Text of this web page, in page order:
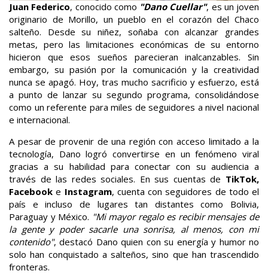
Juan Federico, conocido como "Dano Cuellar", es un joven
originario de Morillo, un pueblo en el corazón del Chaco
salteño. Desde su niñez, soñaba con alcanzar grandes
metas, pero las limitaciones económicas de su entorno
hicieron que esos sueños parecieran inalcanzables. Sin
embargo, su pasión por la comunicación y la creatividad
nunca se apagó. Hoy, tras mucho sacrificio y esfuerzo, está
a punto de lanzar su segundo programa, consolidándose
como un referente para miles de seguidores a nivel nacional
e internacional.
A pesar de provenir de una región con acceso limitado a la
tecnología, Dano logró convertirse en un fenómeno viral
gracias a su habilidad para conectar con su audiencia a
través de las redes sociales. En sus cuentas de TikTok,
Facebooke Instagram, cuenta con seguidores de todo el
país e incluso de lugares tan distantes como Bolivia,
Paraguay y México. "Mi mayor regalo es recibir mensajes de
la gente y poder sacarle una sonrisa, al menos, con mi
contenido", destacó Dano quien con su energía y humor no
solo han conquistado a salteños, sino que han trascendido
fronteras.